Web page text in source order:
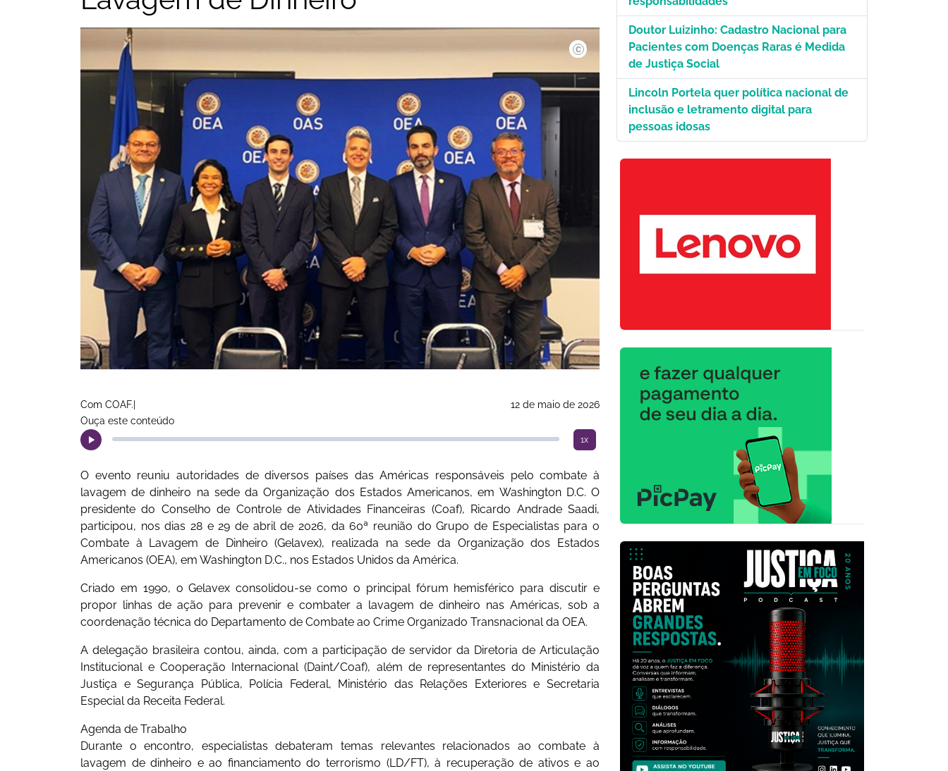
©COAF./Divulgação.
Com COAF.|
12 de maio de 2026
Ouça este conteúdo
1x
O evento reuniu autoridades de diversos países das Américas responsáveis pelo combate à
lavagem de dinheiro na sede da Organização dos Estados Americanos, em Washington D.C. O
presidente do Conselho de Controle de Atividades Financeiras (Coaf), Ricardo Andrade Saadi,
participou, nos dias 28 e 29 de abril de 2026, da 60ª reunião do Grupo de Especialistas para o
Combate à Lavagem de Dinheiro (Gelavex), realizada na sede da Organização dos Estados
Americanos (OEA), em Washington D.C., nos Estados Unidos da América.
Criado em 1990, o Gelavex consolidou-se como o principal fórum hemisférico para discutir e
propor linhas de ação para prevenir e combater a lavagem de dinheiro nas Américas, sob a
coordenação técnica do Departamento de Combate ao Crime Organizado Transnacional da OEA.
A delegação brasileira contou, ainda, com a participação de servidor da Diretoria de Articulação
Institucional e Cooperação Internacional (Daint/Coaf), além de representantes do Ministério da
Justiça e Segurança Pública, Polícia Federal, Ministério das Relações Exteriores e Secretaria
Especial da Receita Federal.
Agenda de Trabalho
Durante o encontro, especialistas debateram temas relevantes relacionados ao combate à
lavagem de dinheiro e ao financiamento do terrorismo (LD/FT), à recuperação de ativos e ao
Doutor Luizinho: Cadastro Nacional para
Pacientes com Doenças Raras é Medida
de Justiça Social
Lincoln Portela quer política nacional de
inclusão e letramento digital para
pessoas idosas